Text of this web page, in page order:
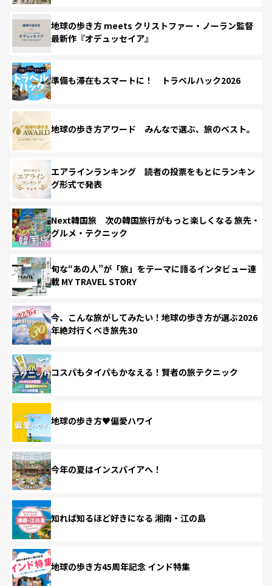
地球の歩き方 meets クリストファー・ノーラン監督
最新作『オデュッセイア』
準備も滞在もスマートに！ トラベルハック2026
地球の歩き方アワード みんなで選ぶ、旅のベスト。
エアラインランキング 読者の投票をもとにランキン
グ形式で発表
Next韓国旅 次の韓国旅行がもっと楽しくなる 旅先・
グルメ・テクニック
旬な“あの人”が「旅」をテーマに語るインタビュー連
載 MY TRAVEL STORY
今、こんな旅がしてみたい！地球の歩き方が選ぶ2026
年絶対行くべき旅先30
コスパもタイパもかなえる！賢者の旅テクニック
地球の歩き方♥偏愛ハワイ
今年の夏はインスパイアへ！
知れば知るほど好きになる 湘南・江の島
地球の歩き方45周年記念 インド特集